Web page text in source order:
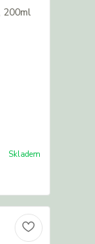
Skladem